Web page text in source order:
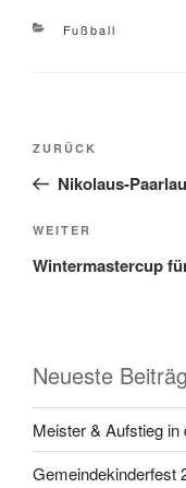
Kategorien
Fußball
Vorheriger
Beitrag
ZURÜCK
Nikolaus-
Nächster
Beitrag
WEITER
Wintermastercup
Neueste
Meister & Aufstieg in
Gemeindekinderfest